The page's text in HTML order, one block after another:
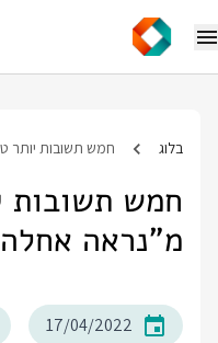
בלוג חמש תשובות יותר
חמש תשובות
מ"נראה
17/04/2022